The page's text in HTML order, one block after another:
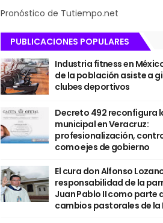
Pronóstico de Tutiempo.net
PUBLICACIONES POPULARES
Industria fitness en
de la población asiste a
clubes deportivos
Decreto 492 reconfigura
municipal en Veracruz:
profesionalización,
como ejes de gobierno
El cura don Alfonso
responsabilidad de la
Juan Pablo II como parte
cambios pastorales de la